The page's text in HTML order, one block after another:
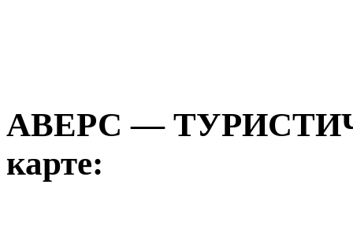
АВЕРС —
карте: